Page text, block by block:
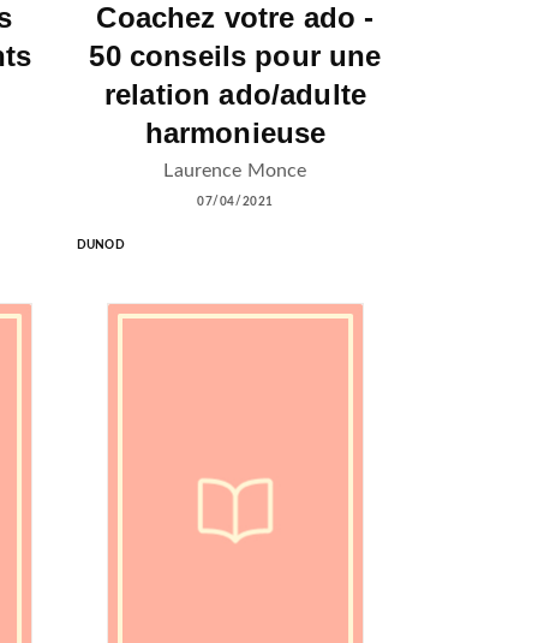
Coachez votre ado -
50 conseils pour une
relation ado/adulte
harmonieuse
Laurence Monce
07/04/2021
DUNOD